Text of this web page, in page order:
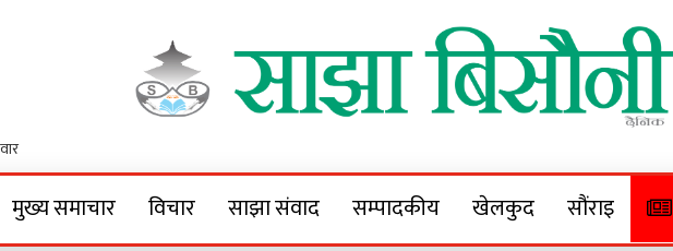
Sajha Bisaunee
मुख्य समाचार विचार साझा संवाद सम्पादकीय खेलकुद सौंराइ